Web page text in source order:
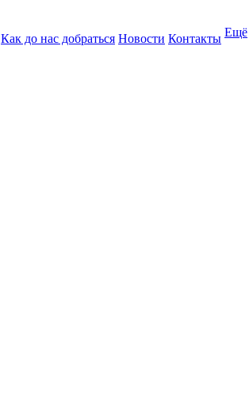
Как до нас добраться Новости Контакты Ещё